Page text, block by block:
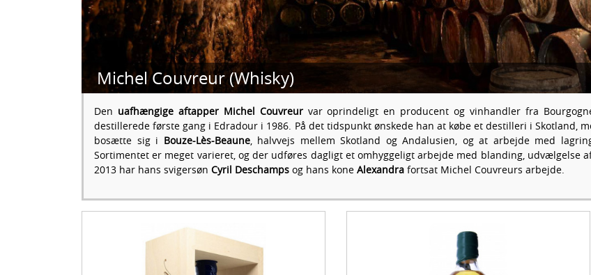
Michel Couvreur (Whisky)
Den uafhængige aftapper Michel Couvreur var oprindeligt en producent og vinhandler fra
destillerede første gang i Edradour i 1986. På det tidspunkt ønskede han at købe et destilleri i Skotland,
bosætte sig i Bouze-Lès-Beaune, halvvejs mellem Skotland og Andalusien, og at arbejde med
Sortimentet er meget varieret, og der udføres dagligt et omhyggeligt arbejde med blanding, udvælgelse
2013 har hans svigersøn Cyril Deschamps og hans kone Alexandra fortsat Michel Couvreurs arbejde.